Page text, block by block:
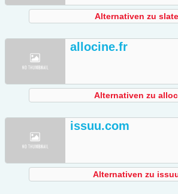
Alternativen zu
allocine.fr
Alternativen zu
issuu.com
Alternativen zu